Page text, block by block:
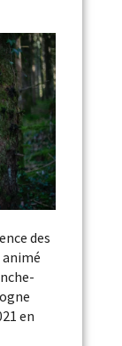
des
en